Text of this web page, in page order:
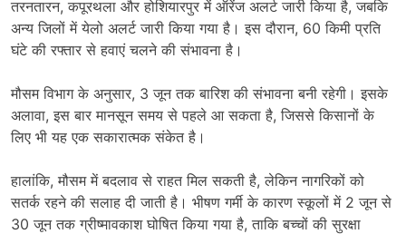
तरनतारन, कपूरथला और होशियारपुर में ऑरेंज अलर्ट जारी किया है, जबकि
अन्य जिलों में येलो अलर्ट जारी किया गया है। इस दौरान, 60 किमी प्रति
घंटे की रफ्तार से हवाएं चलने की संभावना है।
मौसम विभाग के अनुसार, 3 जून तक बारिश की संभावना बनी रहेगी। इसके
अलावा, इस बार मानसून समय से पहले आ सकता है, जिससे किसानों के
लिए भी यह एक सकारात्मक संकेत है।
हालांकि, मौसम में बदलाव से राहत मिल सकती है, लेकिन नागरिकों को
सतर्क रहने की सलाह दी जाती है। भीषण गर्मी के कारण स्कूलों में 2 जून से
30 जून तक ग्रीष्मावकाश घोषित किया गया है, ताकि बच्चों की सुरक्षा